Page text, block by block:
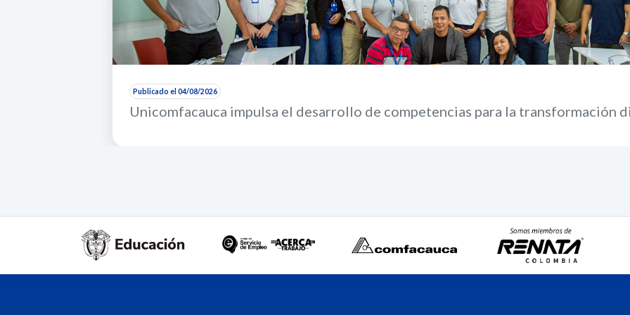
Publicado el 04/08/2026
Unicomfacauca impulsa el desarrollo de competencias para la transformación